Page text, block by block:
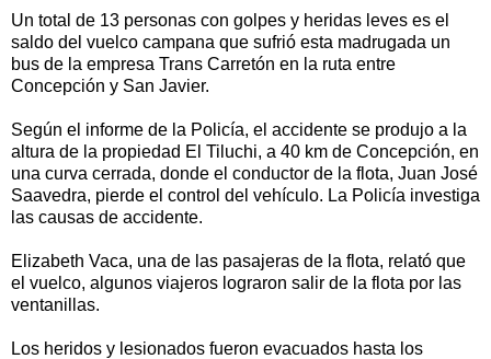
Un total de 13 personas con golpes y heridas leves es el
saldo del vuelco campana que sufrió esta madrugada un
bus de la empresa Trans Carretón en la ruta entre
Concepción y San Javier.
Según el informe de la Policía, el accidente se produjo a la
altura de la propiedad El Tiluchi, a 40 km de Concepción, en
una curva cerrada, donde el conductor de la flota, Juan José
Saavedra, pierde el control del vehículo. La Policía investiga
las causas de accidente.
Elizabeth Vaca, una de las pasajeras de la flota, relató que
el vuelco, algunos viajeros lograron salir de la flota por las
ventanillas.
Los heridos y lesionados fueron evacuados hasta los